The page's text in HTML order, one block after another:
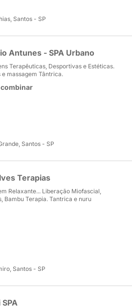
Santos - SP
Antunes - SPA Urbano
Terapêuticas, Desportivas e Estéticas.
e massagem Tântrica.
Santos - SP
Terapias
Relaxante... Liberação Miofascial,
Bambu Terapia. Tantrica e nuru
Santos - SP